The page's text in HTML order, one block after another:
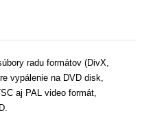
radu formátov (DivX,
vypálenie na DVD disk,
aj PAL video formát,